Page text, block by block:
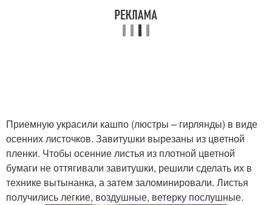
Приемную украсили кашпо (люстры – гирлянды) в виде
осенних листочков. Завитушки вырезаны из цветной
пленки. Чтобы осенние листья из плотной цветной
бумаги не оттягивали завитушки, решили сделать их в
технике вытынанка, а затем заломинировали. Листья
получились легкие, воздушные, ветерку послушные.